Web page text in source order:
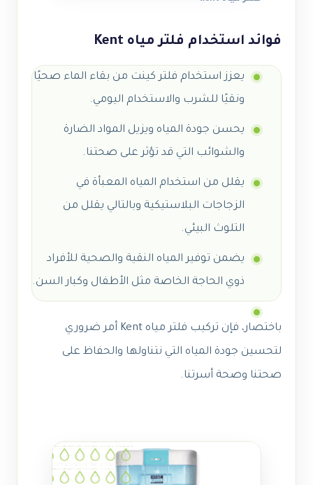
فوائد استخدام فلتر مياه Kent
يعزز استخدام فلتر كينت من بقاء الماء صحيًا
ونقيًا للشرب والاستخدام اليومي.
يحسن جودة المياه ويزيل المواد الضارة
والشوائب التي قد تؤثر على صحتنا.
يقلل من استخدام المياه المعبأة في
الزجاجات البلاستيكية وبالتالي يقلل من
التلوث البيئي.
يضمن توفير المياه النقية والصحية للأفراد
ذوي الحاجة الخاصة مثل الأطفال وكبار السن.
باختصار، فإن تركيب فلتر مياه Kent أمر ضروري
لتحسين جودة المياه التي نتناولها والحفاظ على
صحتنا وصحة أسرتنا.